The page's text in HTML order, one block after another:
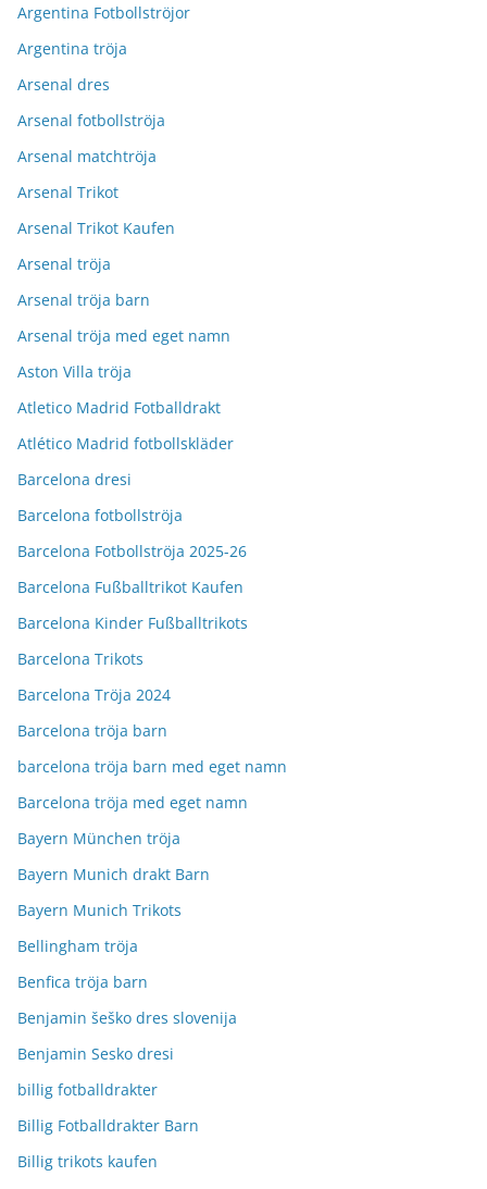
Argentina Fotbollströjor
Argentina tröja
Arsenal dres
Arsenal fotbollströja
Arsenal matchtröja
Arsenal Trikot
Arsenal Trikot Kaufen
Arsenal tröja
Arsenal tröja barn
Arsenal tröja med eget namn
Aston Villa tröja
Atletico Madrid Fotballdrakt
Atlético Madrid fotbollskläder
Barcelona dresi
Barcelona fotbollströja
Barcelona Fotbollströja 2025-26
Barcelona Fußballtrikot Kaufen
Barcelona Kinder Fußballtrikots
Barcelona Trikots
Barcelona Tröja 2024
Barcelona tröja barn
barcelona tröja barn med eget namn
Barcelona tröja med eget namn
Bayern München tröja
Bayern Munich drakt Barn
Bayern Munich Trikots
Bellingham tröja
Benfica tröja barn
Benjamin šeško dres slovenija
Benjamin Sesko dresi
billig fotballdrakter
Billig Fotballdrakter Barn
Billig trikots kaufen